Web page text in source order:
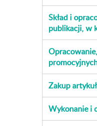
Skład i
publikacji, w
Zakup
Wykonanie i